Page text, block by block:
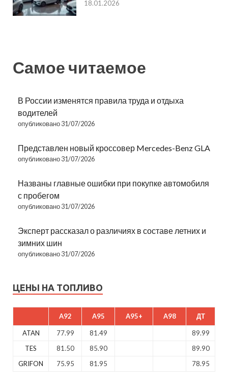
18.01.2026
Самое читаемое
В России изменятся правила труда и отдыха
водителей
опубликовано 31/07/2026
Представлен новый кроссовер Mercedes-Benz GLA
опубликовано 31/07/2026
Названы главные ошибки при покупке автомобиля
с пробегом
опубликовано 31/07/2026
Эксперт рассказал о различиях в составе летних и
зимних шин
опубликовано 31/07/2026
ЦЕНЫ НА ТОПЛИВО
A92 A95 A95+ A98 ДТ
ATAN 77.99 81.49
89.99
TES
81.50 85.90
89.90
GRIFON
75.95 81.95 78.95